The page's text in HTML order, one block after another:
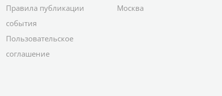
Правила публикации
события
Пользовательское
соглашение
Москва